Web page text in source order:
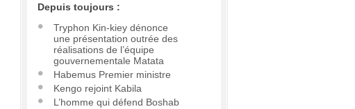
Depuis toujours :
Tryphon Kin-kiey dénonce
une présentation outrée des
réalisations de l’équipe
gouvernementale Matata
Habemus Premier ministre
Kengo rejoint Kabila
L’homme qui défend Boshab